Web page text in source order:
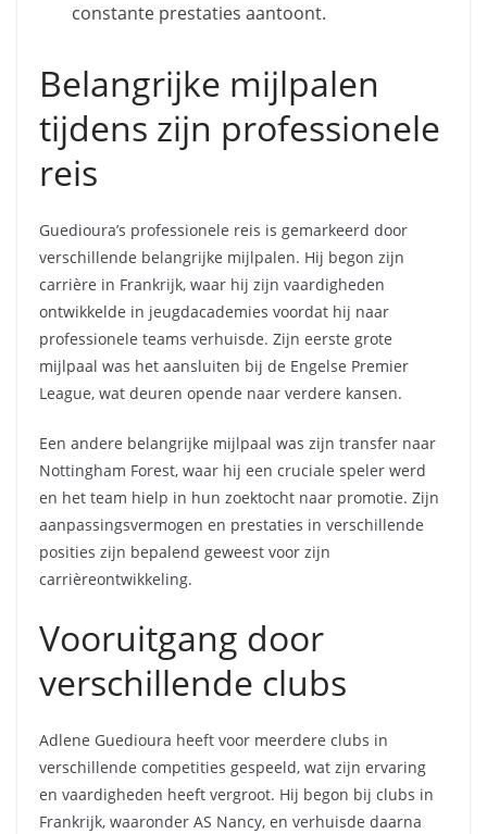
constante prestaties aantoont.
Belangrijke mijlpalen
tijdens zijn professionele
reis
Guedioura’s professionele reis is gemarkeerd door
verschillende belangrijke mijlpalen. Hij begon zijn
carrière in Frankrijk, waar hij zijn vaardigheden
ontwikkelde in jeugdacademies voordat hij naar
professionele teams verhuisde. Zijn eerste grote
mijlpaal was het aansluiten bij de Engelse Premier
League, wat deuren opende naar verdere kansen.
Een andere belangrijke mijlpaal was zijn transfer naar
Nottingham Forest, waar hij een cruciale speler werd
en het team hielp in hun zoektocht naar promotie. Zijn
aanpassingsvermogen en prestaties in verschillende
posities zijn bepalend geweest voor zijn
carrièreontwikkeling.
Vooruitgang door
verschillende clubs
Adlene Guedioura heeft voor meerdere clubs in
verschillende competities gespeeld, wat zijn ervaring
en vaardigheden heeft vergroot. Hij begon bij clubs in
Frankrijk, waaronder AS Nancy, en verhuisde daarna